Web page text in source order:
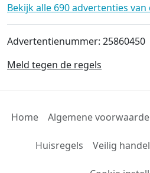
Bekijk alle 690 advertenties
Advertentienummer: 25860450
Meld tegen de regels
Home Algemene
Huisregels Veilig